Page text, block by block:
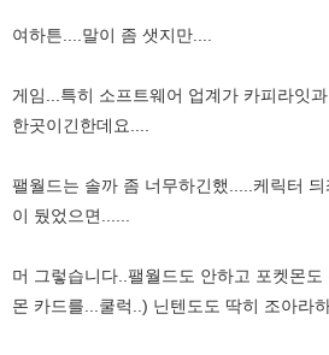
여하튼....말이 좀 샛지만....
게임...특히 소프트웨어 업계가 카피라잇
한곳이긴한데요....
팰월드는 솔까 좀 너무하긴했.....케릭터
이 뒀었으면......
머 그렇습니다..팰월드도 안하고 포켓몬
몬 카드를...쿨럭..) 닌텐도도 딱히 조아라하